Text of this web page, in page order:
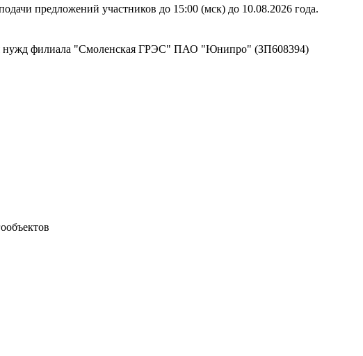
предложений участников до 15:00 (мск) до 10.08.2026 года.
нужд филиала "Смоленская ГРЭС" ПАО "Юнипро" (ЗП608394)